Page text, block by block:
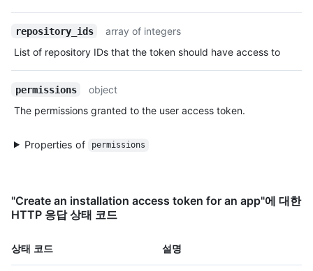
repository_ids
array of integers
List of repository IDs that the token should have access to
permissions
object
The permissions granted to the user access token.
Properties of permissions
"Create an installation access token for an app"에 대한
HTTP 응답 상태 코드
상태 코드 설명